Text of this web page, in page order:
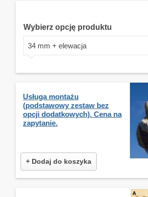
Wybierz opcję produktu
34 mm + elewacja
Usługa montażu
(podstawowy zestaw bez
opcji dodatkowych). Cena na
zapytanie.
+ Dodaj do koszyka